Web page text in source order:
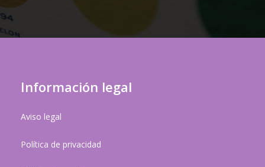
Información legal
Aviso legal
Política de privacidad